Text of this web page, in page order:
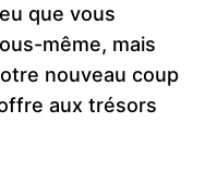
que vous
même, mais
nouveau coup
aux trésors